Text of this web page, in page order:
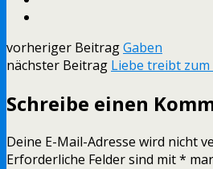
vorheriger BeitragGaben
nächster Beitrag Liebe treibt zum
Schreibe einen
Deine E-Mail-Adresse wird nicht
Erforderliche Felder sind mit*